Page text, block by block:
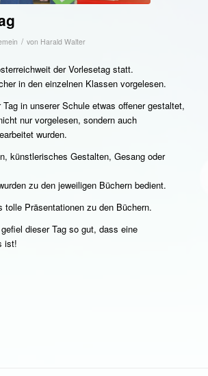
/ von Harald Walter
der Vorlesetag statt.
in den einzelnen Klassen vorgelesen.
Tag in unserer Schule etwas offener gestaltet,
nur vorgelesen, sondern auch
wurden.
künstlerisches Gestalten, Gesang oder
zu den jeweiligen Büchern bedient.
tolle Präsentationen zu den Büchern.
dieser Tag so gut, dass eine
ist!